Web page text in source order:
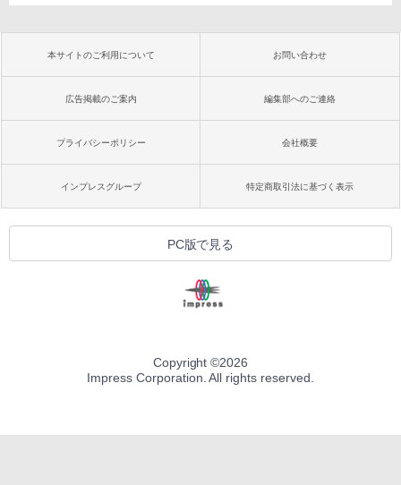
本サイトのご利用について お問い合わせ
広告掲載のご案内 編集部へのご連絡
プライバシーポリシー 会社概要
インプレスグループ 特定商取引法に基づく表示
PC版で見る
Copyright ©2026
Impress Corporation. All rights reserved.